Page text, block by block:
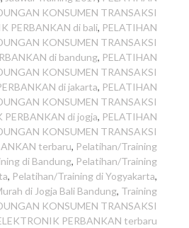
KONSUMEN TRANSAKSI
PERBANKAN di bali, PELATIHAN
KONSUMEN TRANSAKSI
di bandung, PELATIHAN
KONSUMEN TRANSAKSI
di jakarta, PELATIHAN
KONSUMEN TRANSAKSI
PERBANKAN di jogja, PELATIHAN
KONSUMEN TRANSAKSI
terbaru, Pelatihan/Training
di Bandung, Pelatihan/Training
, Pelatihan/Training di Yogyakarta,
di Jogja Bali Bandung, Training
KONSUMEN TRANSAKSI
PERBANKAN terbaru